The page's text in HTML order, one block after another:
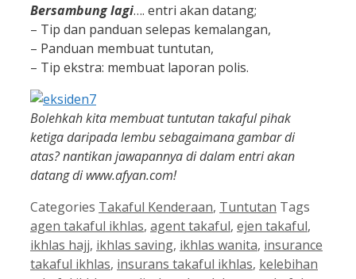
Bersambung lagi…. entri akan datang;
– Tip dan panduan selepas kemalangan,
– Panduan membuat tuntutan,
– Tip ekstra: membuat laporan polis.
Bolehkah kita membuat tuntutan takaful pihak
ketiga daripada lembu sebagaimana gambar di
atas? nantikan jawapannya di dalam entri akan
datang di www.afyan.com!
Categories Takaful Kenderaan, Tuntutan Tags
agen takaful ikhlas, agent takaful, ejen takaful,
ikhlas hajj, ikhlas saving, ikhlas wanita, insurance
takaful ikhlas, insurans takaful ikhlas, kelebihan